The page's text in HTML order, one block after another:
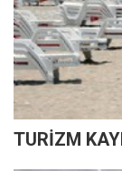
TURİZM